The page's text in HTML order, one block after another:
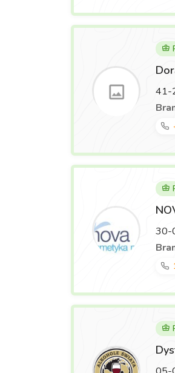
41-
30-